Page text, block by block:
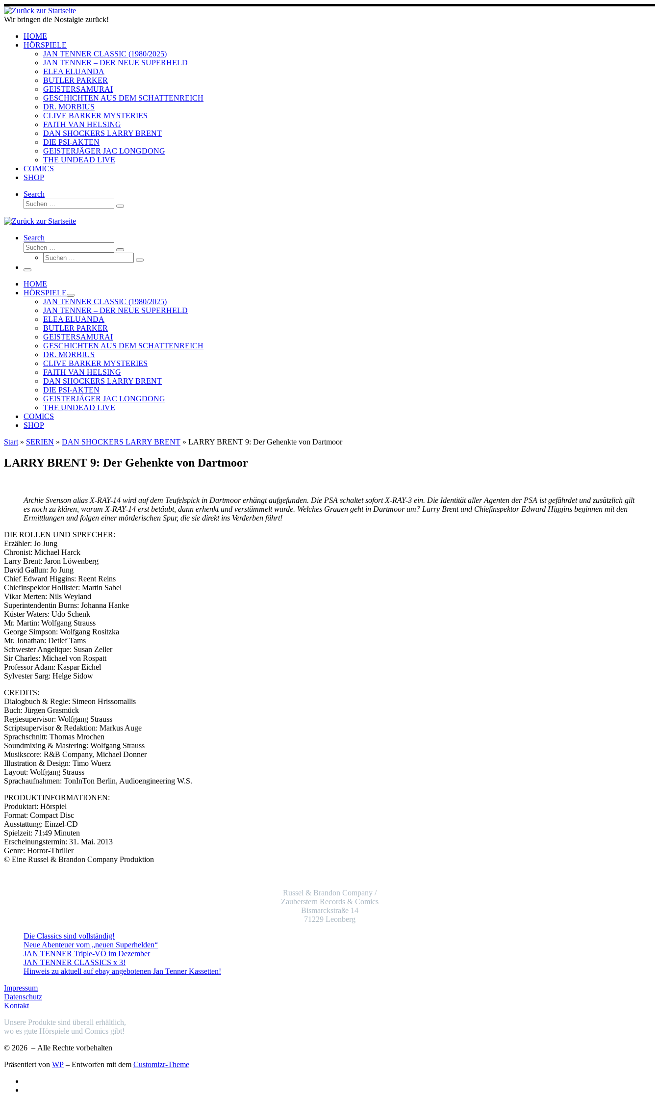
Zum
Inhalt
springen
Wir bringen die Nostalgie zurück!
HOME
HÖRSPIELE
JAN TENNER CLASSIC (1980/2025)
JAN TENNER – DER NEUE SUPERHELD
ELEA ELUANDA
BUTLER PARKER
GEISTERSAMURAI
GESCHICHTEN AUS DEM SCHATTENREICH
DR. MORBIUS
CLIVE BARKER MYSTERIES
FAITH VAN HELSING
DAN SHOCKERS LARRY BRENT
DIE PSI-AKTEN
GEISTERJÄGER JAC LONGDONG
THE UNDEAD LIVE
COMICS
SHOP
Search
Suche
Suchen …
Search
Suche
Suchen …
Suche
Suchen …
Menü
HOME
HÖRSPIELE
JAN TENNER CLASSIC (1980/2025)
JAN TENNER – DER NEUE SUPERHELD
ELEA ELUANDA
BUTLER PARKER
GEISTERSAMURAI
GESCHICHTEN AUS DEM SCHATTENREICH
DR. MORBIUS
CLIVE BARKER MYSTERIES
FAITH VAN HELSING
DAN SHOCKERS LARRY BRENT
DIE PSI-AKTEN
GEISTERJÄGER JAC LONGDONG
THE UNDEAD LIVE
COMICS
SHOP
Start » SERIEN » DAN SHOCKERS LARRY BRENT » LARRY BRENT 9: Der Gehenkte von Dartmoor
LARRY BRENT 9: Der Gehenkte von Dartmoor
Archie Svenson alias X-RAY-14 wird auf dem Teufelspick in Dartmoor erhängt aufgefunden. Die PSA schaltet sofort X-RAY-3 ein. Die Identität aller Agenten der PSA ist gefährdet und zusätzlich gilt
es noch zu klären, warum X-RAY-14 erst betäubt, dann erhenkt und verstümmelt wurde. Welches Grauen geht in Dartmoor um? Larry Brent und Chiefinspektor Edward Higgins beginnen mit den
Ermittlungen und folgen einer mörderischen Spur, die sie direkt ins Verderben führt!
DIE ROLLEN UND SPRECHER:
Erzähler: Jo Jung
Chronist: Michael Harck
Larry Brent: Jaron Löwenberg
David Gallun: Jo Jung
Chief Edward Higgins: Reent Reins
Chiefinspektor Hollister: Martin Sabel
Vikar Merten: Nils Weyland
Superintendentin Burns: Johanna Hanke
Küster Waters: Udo Schenk
Mr. Martin: Wolfgang Strauss
George Simpson: Wolfgang Rositzka
Mr. Jonathan: Detlef Tams
Schwester Angelique: Susan Zeller
Sir Charles: Michael von Rospatt
Professor Adam: Kaspar Eichel
Sylvester Sarg: Helge Sidow
CREDITS:
Dialogbuch & Regie: Simeon Hrissomallis
Buch: Jürgen Grasmück
Regiesupervisor: Wolfgang Strauss
Scriptsupervisor & Redaktion: Markus Auge
Sprachschnitt: Thomas Mrochen
Soundmixing & Mastering: Wolfgang Strauss
Musikscore: R&B Company, Michael Donner
Illustration & Design: Timo Wuerz
Layout: Wolfgang Strauss
Sprachaufnahmen: TonInTon Berlin, Audioengineering W.S.
PRODUKTINFORMATIONEN:
Produktart: Hörspiel
Format: Compact Disc
Ausstattung: Einzel-CD
Spielzeit: 71:49 Minuten
Erscheinungstermin: 31. Mai. 2013
Genre: Horror-Thriller
© Eine Russel & Brandon Company Produktion
Russel & Brandon Company /
Zauberstern Records & Comics
Bismarckstraße 14
71229 Leonberg
Die Classics sind vollständig!
Neue Abenteuer vom „neuen Superhelden“
JAN TENNER Triple-VÖ im Dezember
JAN TENNER CLASSICS x 3!
Hinweis zu aktuell auf ebay angebotenen Jan Tenner Kassetten!
Impressum
Datenschutz
Kontakt
Unsere Produkte sind überall erhältlich,
wo es gute Hörspiele und Comics gibt!
© 2026 – Alle Rechte vorbehalten
Präsentiert von WP – Entworfen mit dem Customizr-Theme